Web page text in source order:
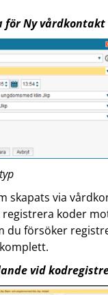
för Ny vårdkontakt
skapats via
koder
du försöker
vid